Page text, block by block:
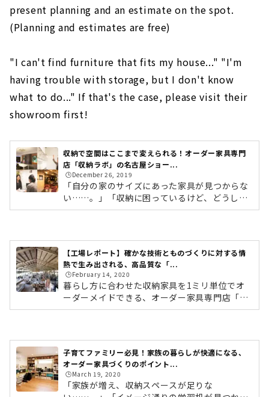
present planning and an estimate on the spot.
(Planning and estimates are free)
"I can't find furniture that fits my house..." "I'm
having trouble with storage, but I don't know
what to do..." If that's the case, please visit their
showroom first!
収納で空間はここまで変えられる！オーダー家具専門
店「収納ラボ」の名古屋ショー...
🕒️December 26, 2019
「自分の家のサイズにあった家具が見つからな
い……。」「収納に困っているけど、どうした
ら良いかわからない……。」そんな方に知って
ですが、「そもそもオーダー家具って何？」
「敷居が高いのでは？」と懸念されている方も
いらっしゃるのではないでしょうか。そこで今
回は、オーダー家具専門店「収納ラボ」の名古
屋ショールームにて、オーダー家具についてじ
【工場レポート】確かな技術とものづくりに対する情
熱で生み出される、高品質な「...
🕒️February 14, 2020
暮らし方に合わせた収納家具を1ミリ単位でオ
ーダーメイドできる、オーダー家具専門店「収
納ラボ」。収納ラボの家具は、岐阜県関市にあ
ょうか。そこには、お部屋にぴったりと合わせ
てつくられるオーダー家具だからこその、確か
な技術と職人たちのものづくりに対する情熱が
ありました。今回は、自社工場を見学しなが
子育てファミリー必見！家族の暮らしが快適になる、
オーダー家具づくりのポイント...
🕒️March 19, 2020
「家族が増え、収納スペースが足りな